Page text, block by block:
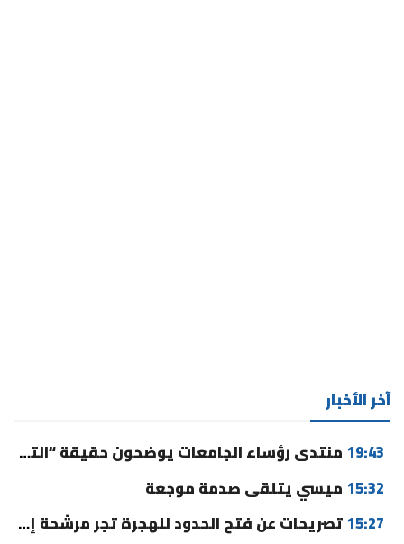
آخر الأخبار
19:43 منتدى رؤساء الجامعات يوضحون حقيقة “التوقيت الميسر” ورسوم التسجيل
15:32 ميسي يتلقى صدمة موجعة
15:27تصريحات عن فتح الحدود للهجرة تجر مرشحة إلى القضاء